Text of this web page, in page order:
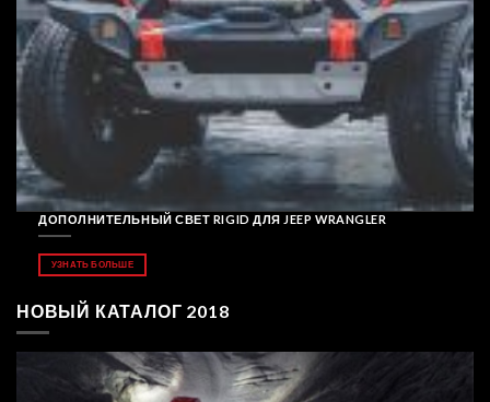
ДОПОЛНИТЕЛЬНЫЙ СВЕТ RIGID ДЛЯ JEEP WRANGLER
УЗНАТЬ БОЛЬШЕ
НОВЫЙ КАТАЛОГ 2018